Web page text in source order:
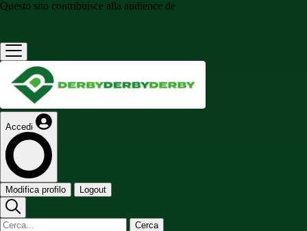
Questo sito contribuisce alla audience de
Accedi
Modifica profilo Logout
Cerca